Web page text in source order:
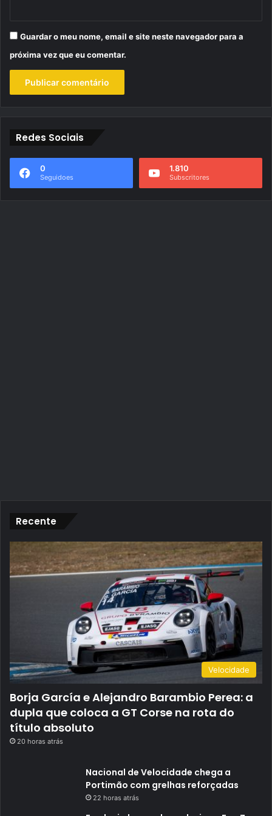
Guardar o meu nome, email e site neste navegador para a
próxima vez que eu comentar.
Redes Sociais
0
Seguidoes
1.810
Subscritores
Recente
Velocidade
Borja García e Alejandro Barambio Perea: a
dupla que coloca a GT Corse na rota do
título absoluto
20 horas atrás
Nacional de Velocidade chega a
Portimão com grelhas reforçadas
22 horas atrás